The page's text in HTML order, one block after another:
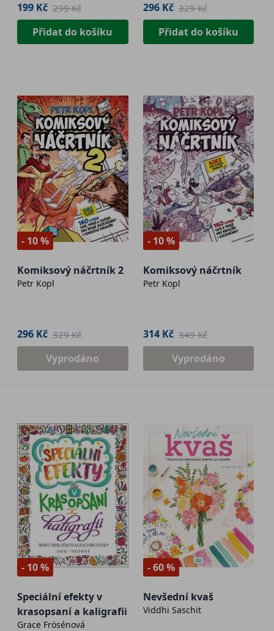
199 Kč 299 Kč
Přidat do košíku
296 Kč 329 Kč
Přidat do košíku
- 10 %
Komiksový náčrtník 2
Petr Kopl
296 Kč 329 Kč
Vyprodáno
- 10 %
Komiksový náčrtník
Petr Kopl
314 Kč 349 Kč
Vyprodáno
- 10 %
Speciální efekty v
krasopsaní a kaligrafii
Grace Frösénová
- 60 %
Nevšední kvaš
Viddhi Saschit